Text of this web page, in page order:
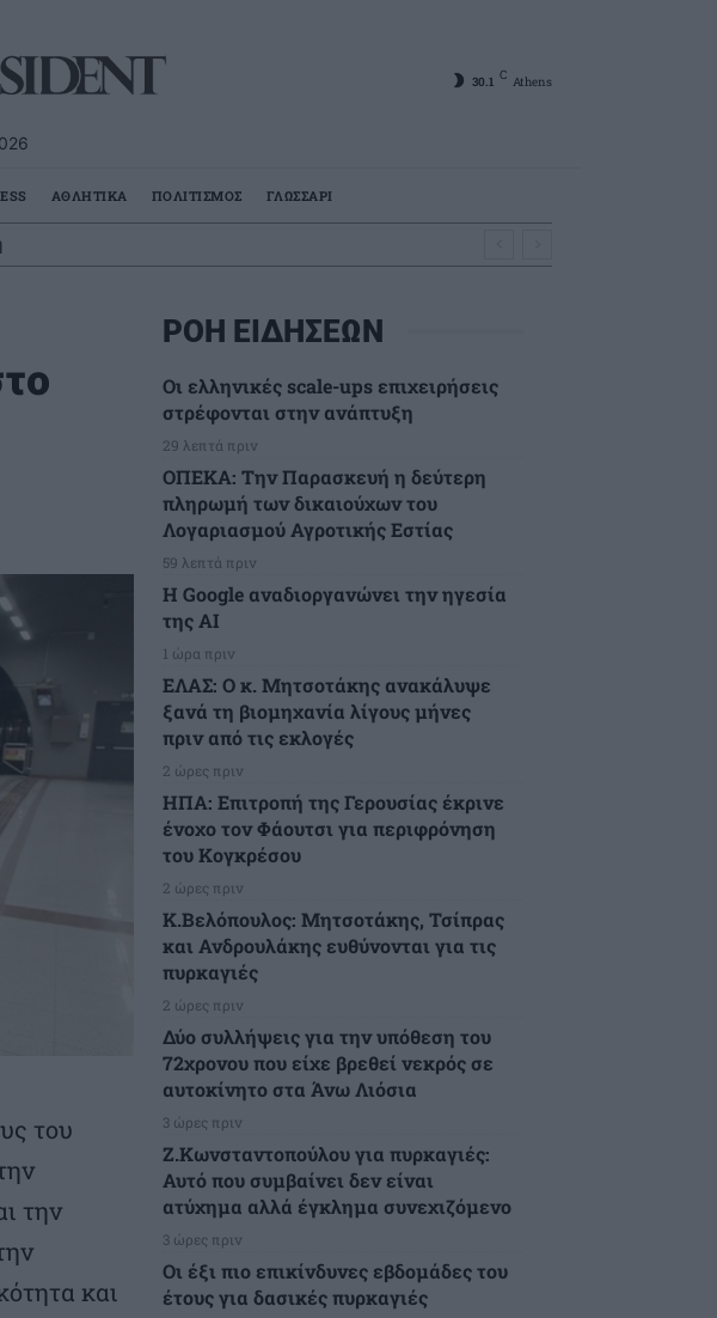
30.1 C Athens
ΑΘΛΗΤΙΚΑ ΠΟΛΙΤΙΣΜΟΣ ΓΛΩΣΣΑΡΙ
Αγροτικής Εστίας
του
την
και
ΡΟΗ ΕΙΔΗΣΕΩΝ
Οι ελληνικές scale-ups επιχειρήσεις
στρέφονται στην ανάπτυξη
29 λεπτά πριν
ΟΠΕΚΑ: Την Παρασκευή η δεύτερη
πληρωμή των δικαιούχων του
Λογαριασμού Αγροτικής Εστίας
59 λεπτά πριν
H Google αναδιοργανώνει την ηγεσία
της AI
1 ώρα πριν
ΕΛΑΣ: Ο κ. Μητσοτάκης ανακάλυψε
ξανά τη βιομηχανία λίγους μήνες
πριν από τις εκλογές
2 ώρες πριν
ΗΠΑ: Επιτροπή της Γερουσίας έκρινε
ένοχο τον Φάουτσι για περιφρόνηση
του Κογκρέσου
2 ώρες πριν
K.Βελόπουλος: Μητσοτάκης, Τσίπρας
και Ανδρουλάκης ευθύνονται για τις
πυρκαγιές
2 ώρες πριν
Δύο συλλήψεις για την υπόθεση του
72χρονου που είχε βρεθεί νεκρός σε
αυτοκίνητο στα Άνω Λιόσια
3 ώρες πριν
Ζ.Κωνσταντοπούλου για πυρκαγιές:
Αυτό που συμβαίνει δεν είναι
ατύχημα αλλά έγκλημα συνεχιζόμενο
3 ώρες πριν
Οι έξι πιο επικίνδυνες εβδομάδες του
έτους για δασικές πυρκαγιές